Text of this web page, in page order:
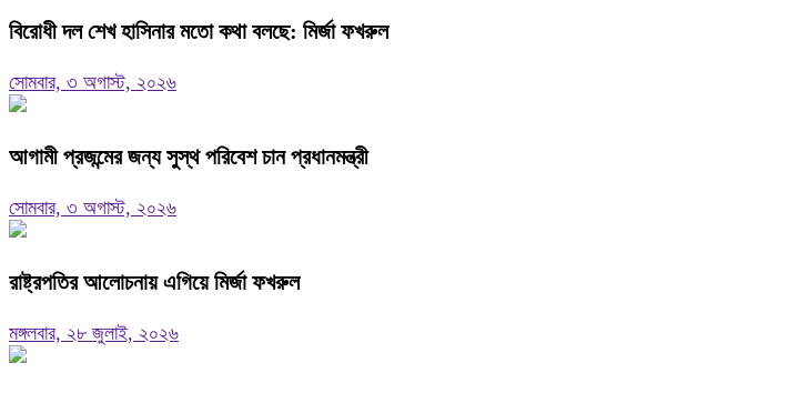
বিরোধী দল শেখ হাসিনার মতো কথা বলছে: মির্জা ফখরুল
সোমবার, ৩ অগাস্ট, ২০২৬
আগামী প্রজন্মের জন্য সুস্থ পরিবেশ চান প্রধানমন্ত্রী
সোমবার, ৩ অগাস্ট, ২০২৬
রাষ্ট্রপতির আলোচনায় এগিয়ে মির্জা ফখরুল
মঙ্গলবার, ২৮ জুলাই, ২০২৬